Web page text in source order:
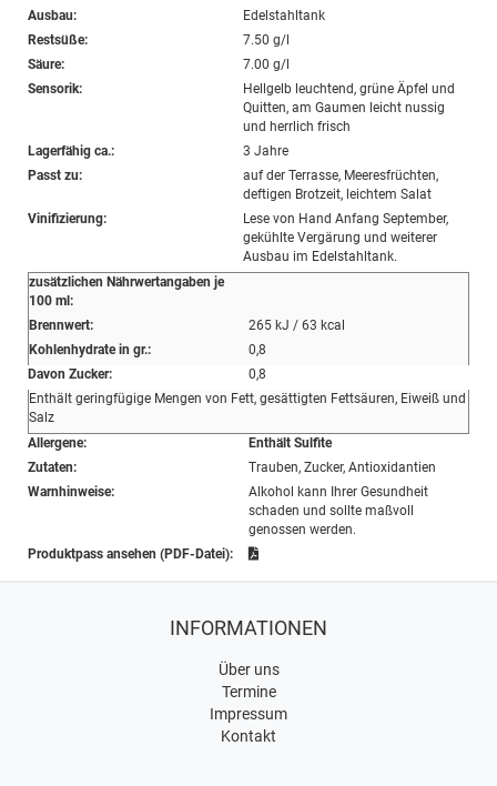
Ausbau:
Edelstahltank
Restsüße:
7.50 g/l
Säure:
7.00 g/l
Sensorik:
Hellgelb leuchtend, grüne Äpfel und
Quitten, am Gaumen leicht nussig
und herrlich frisch
Lagerfähig ca.:
3 Jahre
Passt zu:
auf der Terrasse, Meeresfrüchten,
deftigen Brotzeit, leichtem Salat
Vinifizierung:
Lese von Hand Anfang September,
gekühlte Vergärung und weiterer
Ausbau im Edelstahltank.
zusätzlichen Nährwertangaben je
100 ml:
Brennwert:
265 kJ / 63 kcal
Kohlenhydrate in gr.:
0,8
Davon Zucker:
0,8
Enthält geringfügige Mengen von Fett, gesättigten Fettsäuren, Eiweiß und
Salz
Allergene:
Enthält Sulfite
Zutaten:
Trauben, Zucker, Antioxidantien
Warnhinweise:
Alkohol kann Ihrer Gesundheit
schaden und sollte maßvoll
genossen werden.
Produktpass ansehen (PDF-Datei):
INFORMATIONEN
Über uns
Termine
Impressum
Kontakt